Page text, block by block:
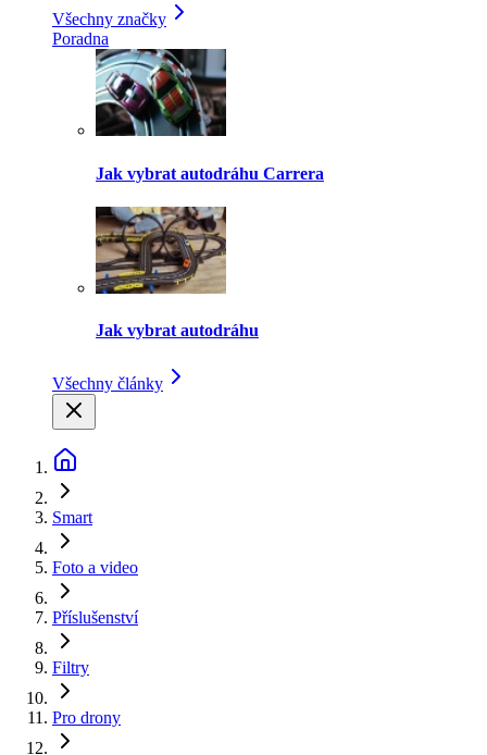
Všechny značky
Poradna
Jak vybrat autodráhu Carrera
Jak vybrat autodráhu
Všechny články
Smart
Foto a video
Příslušenství
Filtry
Pro drony